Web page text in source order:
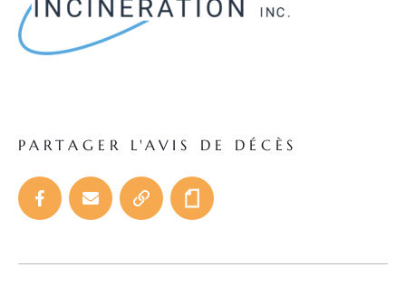
PARTAGER L'AVIS DE DÉCÈS